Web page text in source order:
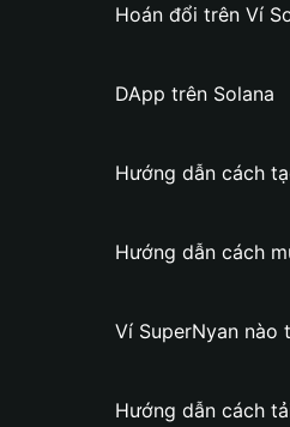
Hoán đổi trên Ví
DApp trên Solana
Hướng dẫn cách
Hướng dẫn cách
Ví SuperNyan nào
Hướng dẫn cách